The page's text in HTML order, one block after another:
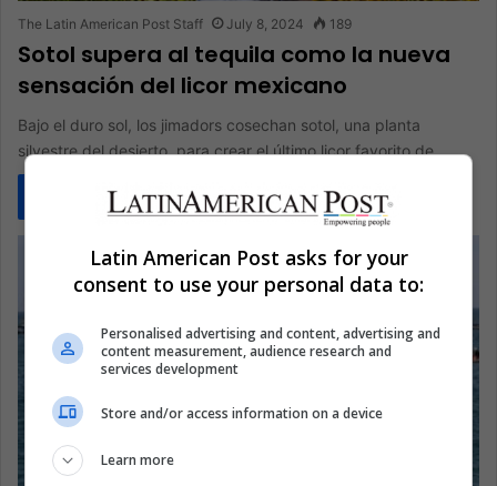
The Latin American Post Staff July 8, 2024 189
Sotol supera al tequila como la nueva
sensación del licor mexicano
Bajo el duro sol, los jimadors cosechan sotol, una planta
silvestre del desierto, para crear el último licor favorito de…
Read More »
Latin American Post asks for your
consent to use your personal data to:
Personalised advertising and content, advertising and
content measurement, audience research and
services development
Store and/or access information on a device
Learn more